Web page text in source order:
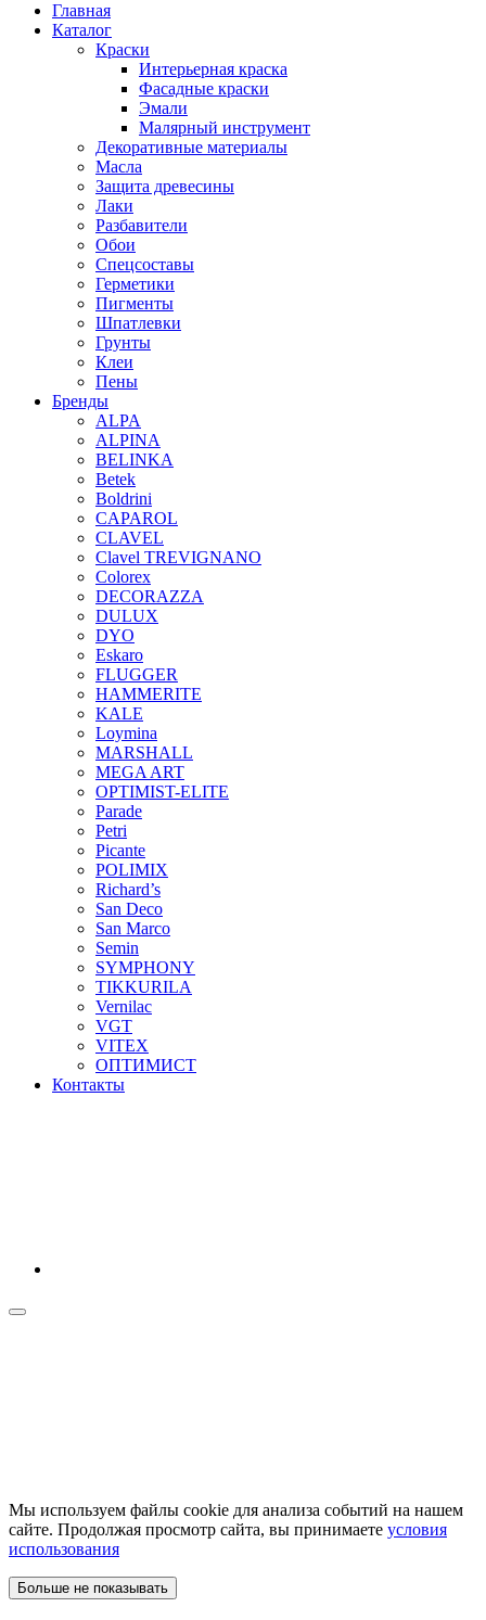
Главная
Каталог
Краски
Интерьерная краска
Фасадные краски
Эмали
Малярный инструмент
Декоративные материалы
Масла
Защита древесины
Лаки
Разбавители
Обои
Спецсоставы
Герметики
Пигменты
Шпатлевки
Грунты
Клеи
Пены
Бренды
ALPA
ALPINA
BELINKA
Betek
Boldrini
CAPAROL
CLAVEL
Clavel TREVIGNANO
Colorex
DECORAZZA
DULUX
DYO
Eskaro
FLUGGER
HAMMERITE
KALE
Loymina
MARSHALL
MEGA ART
OPTIMIST-ELITE
Parade
Petri
Picante
POLIMIX
Richard’s
San Deco
San Marco
Semin
SYMPHONY
TIKKURILA
Vernilac
VGT
VITEX
ОПТИМИСТ
Контакты
Мы используем файлы cookie для анализа событий на нашем
сайте. Продолжая просмотр сайта, вы принимаете условия
использования
Больше не показывать